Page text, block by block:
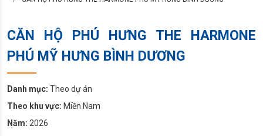
CĂN HỘ PHÚ HƯNG THE HARMONE
PHÚ MỸ HƯNG BÌNH DƯƠNG
Danh mục: Theo dự án
Theo khu vực: Miền Nam
Năm: 2026